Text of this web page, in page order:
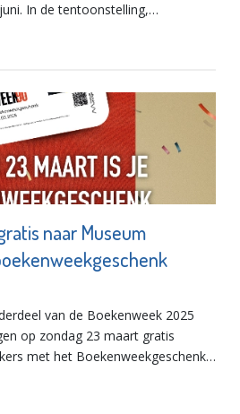
In de tentoonstelling,
het b...
naar Museum
van de Boekenweek 2025
op zondag 23 maart gratis
met het Boekenweekgeschenk.